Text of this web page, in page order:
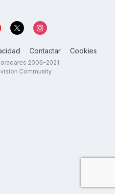
Contactar Cookies
2006-2021
Community